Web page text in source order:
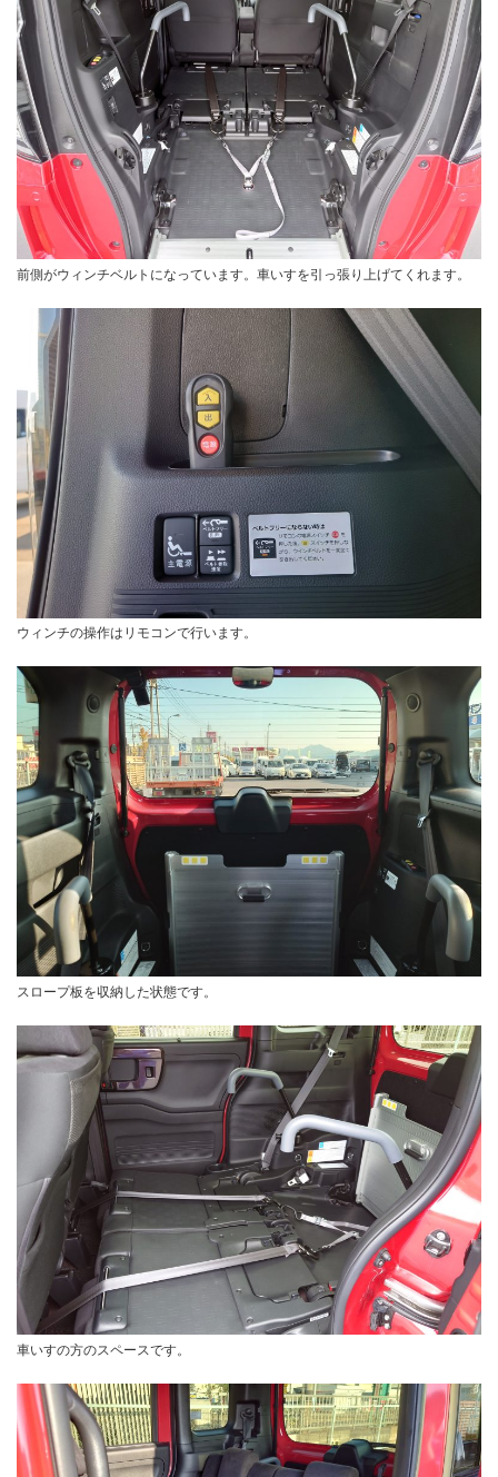
前側がウィンチベルトになっています。車いすを引っ張り上げてくれます。
ウィンチの操作はリモコンで行います。
スロープ板を収納した状態です。
車いすの方のスペースです。